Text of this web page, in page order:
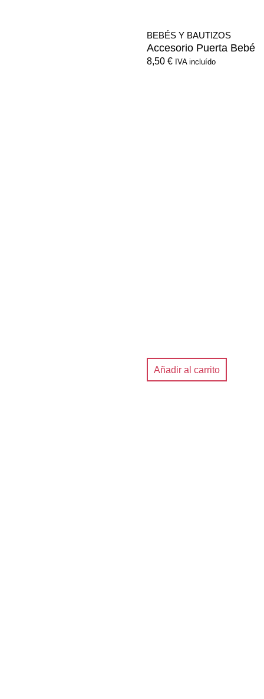
BEBÉS Y BAUTIZOS
Accesorio Puerta Bebé
8,50 € IVA incluído
Añadir al carrito